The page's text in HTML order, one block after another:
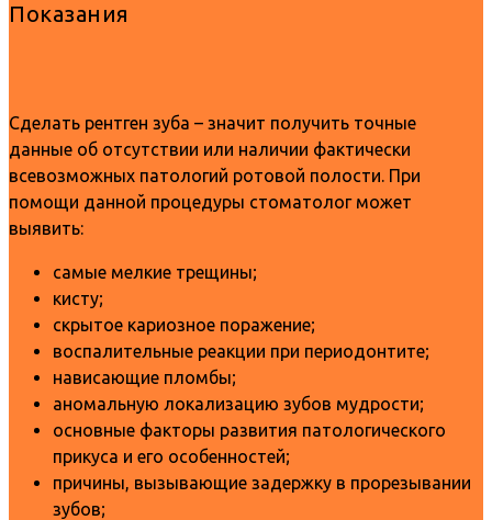
Показания
Сделать рентген зуба – значит получить точные
данные об отсутствии или наличии фактически
всевозможных патологий ротовой полости. При
помощи данной процедуры стоматолог может
выявить:
самые мелкие трещины;
кисту;
скрытое кариозное поражение;
воспалительные реакции при периодонтите;
нависающие пломбы;
аномальную локализацию зубов мудрости;
основные факторы развития патологического
прикуса и его особенностей;
причины, вызывающие задержку в прорезывании
зубов;